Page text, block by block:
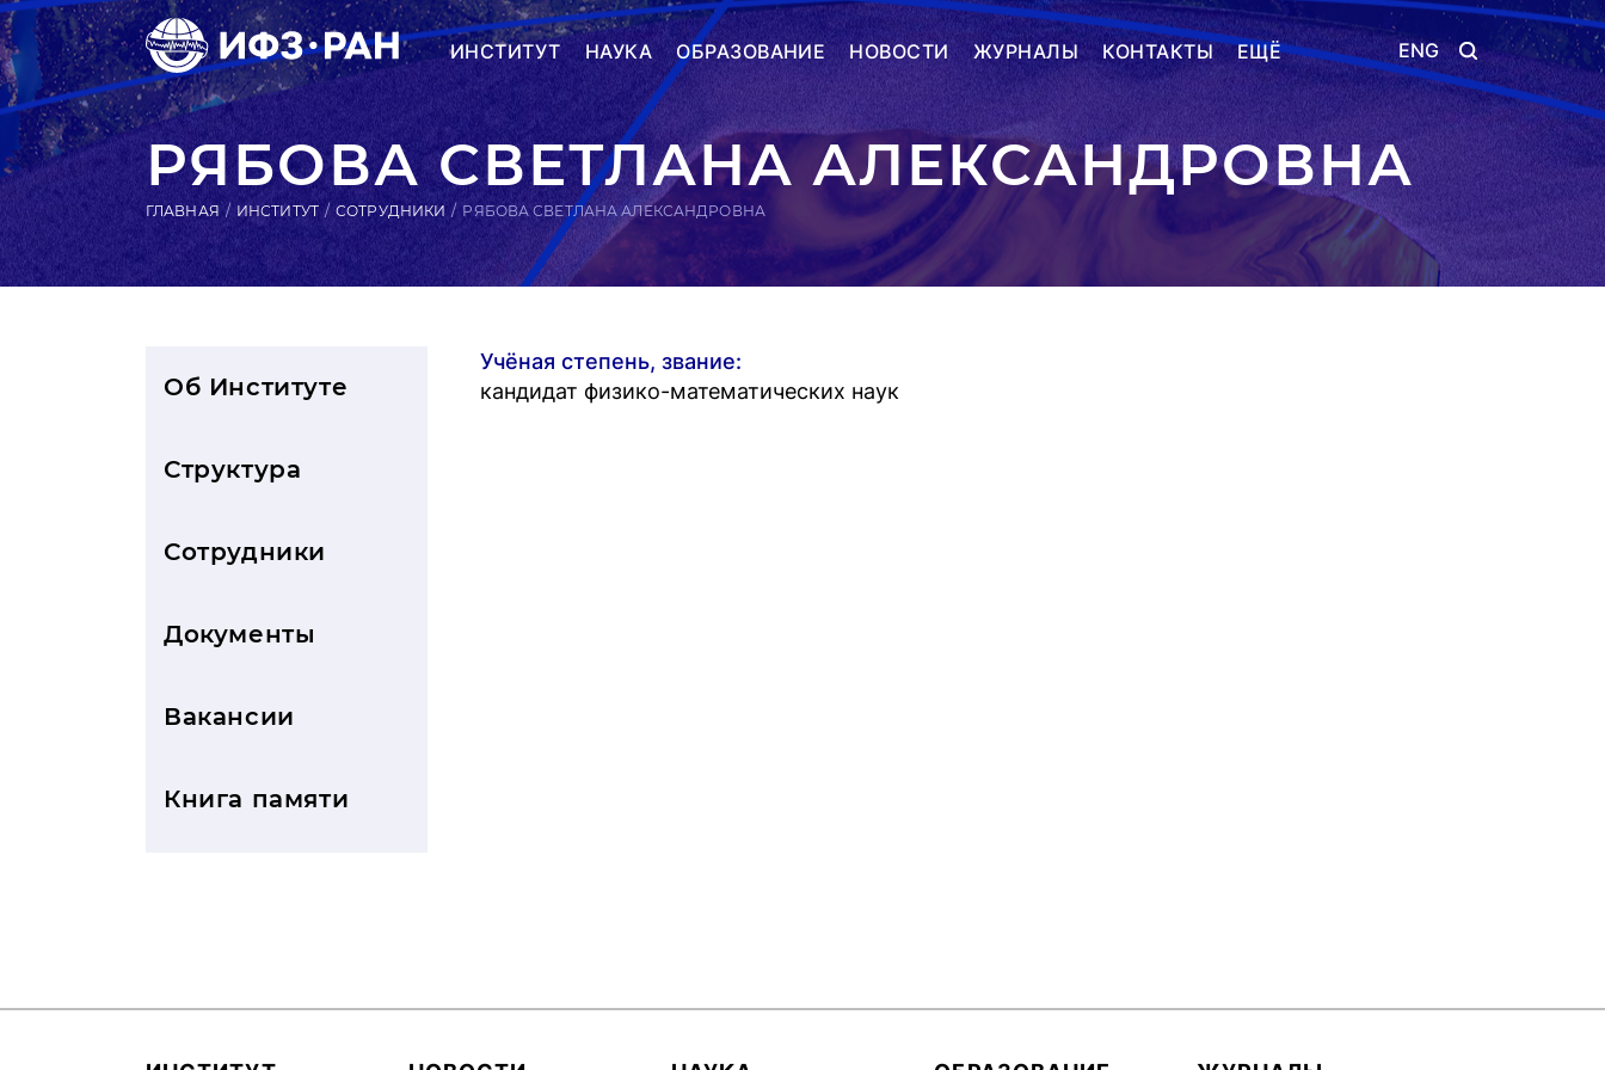
ИНСТИТУТ НАУКА ОБРАЗОВАНИЕ НОВОСТИ ЖУРНАЛЫ КОНТАКТЫ ЕЩЁ ENG
РЯБОВА СВЕТЛАНА АЛЕКСАНДРОВНА
ГЛАВНАЯ ИНСТИТУТ СОТРУДНИКИ РЯБОВА СВЕТЛАНА АЛЕКСАНДРОВНА
Об Институте
Структура
Сотрудники
Документы
Вакансии
Книга памяти
Учёная степень, звание:
кандидат физико-математических наук